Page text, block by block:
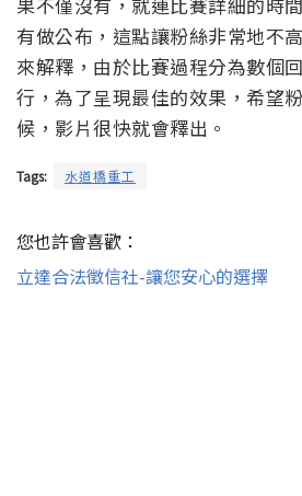
有做公布，這點讓粉絲非常地不
來解釋，由於比賽過程分為數個
行，為了呈現最佳的效果，希望
候，影片很快就會釋出。
Tags: 水道橋重工
您也許會喜歡：
立達合法徵信社-讓您安心的選擇